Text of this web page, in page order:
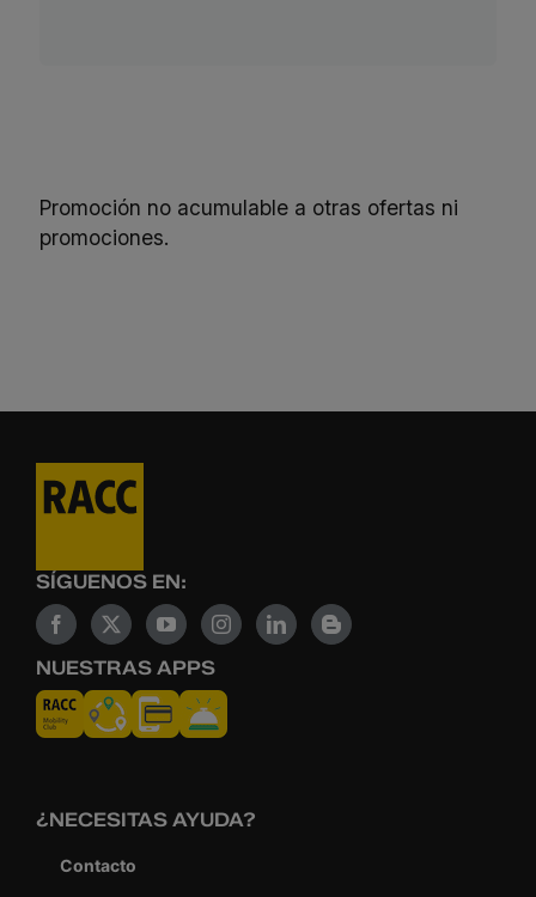
Promoción no acumulable a otras ofertas ni
promociones.
SÍGUENOS EN:
NUESTRAS APPS
¿NECESITAS AYUDA?
Contacto